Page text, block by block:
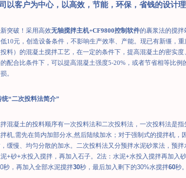
以客户为中心，以高效，节能，环保，省钱的设计
突破！采用高效无轴搅拌主机+CF9800控制软件的裹浆法的搅拌
10元，创造设备条件，不影响生产效率、产能。现已有新缰，
投料）的混凝土搅拌工艺，在一定的条件下，提高混凝土的密实
配合比条件下，可以提高混凝土强度5-20% ，或者节省相等比
。
统“二次投料法简介”
混凝土的投料顺序有一次投料法和二次投料法， 一次投料法是
机,需先在筒内加部分水,然后陆续加水；对于强制式的搅拌机，
缓慢、均匀分散的加水。 二次投料法又分预拌水泥砂浆法，预
+砂+水投入搅拌，再加入石子。 2法：水泥+水投入搅拌再加入砂
秒，再加入全部水泥搅拌30秒，最后加入剩下的30%水搅拌60秒。